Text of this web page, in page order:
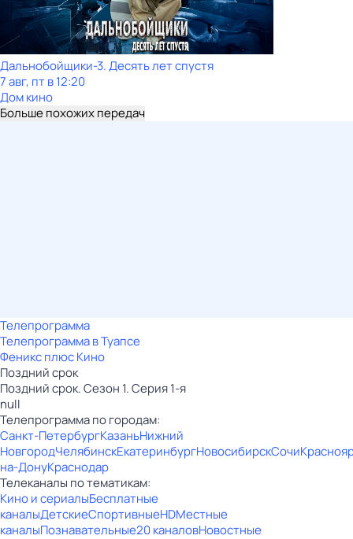
Дальнобойщики-3. Десять лет спустя
7 авг, пт в 12:20
Дом кино
Больше похожих передач
Телепрограмма
Телепрограмма в Туапсе
Феникс плюс Кино
Поздний срок
Поздний срок. Сезон 1. Серия 1-я
null
Телепрограмма по городам:
Санкт-ПетербургКазаньНижний
НовгородЧелябинскЕкатеринбургНовосибирскСочи
на-ДонуКраснодар
Телеканалы по тематикам:
Кино и сериалыБесплатные
каналыДетскиеСпортивныеHDМестные
каналыПознавательные20 каналовНовостные